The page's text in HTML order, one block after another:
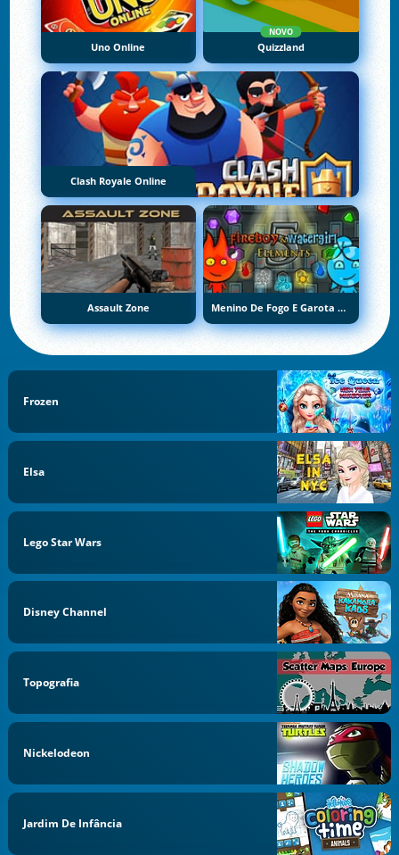
Uno Online
NOVO
Quizzland
Clash Royale Online
Assault Zone Menino De Fogo E Garota De Água 5: Elementos
Frozen
Elsa
Lego Star Wars
Disney Channel
Topografia
Nickelodeon
Jardim De Infância